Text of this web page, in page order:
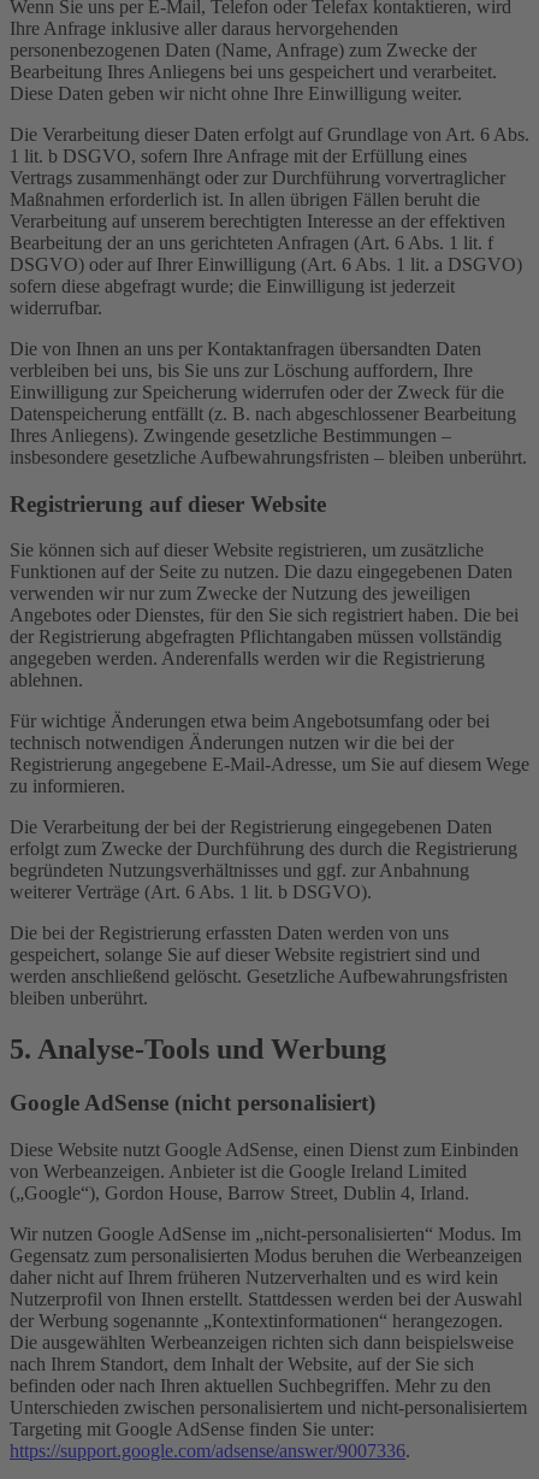
Wenn Sie uns per E-Mail, Telefon oder Telefax kontaktieren, wird
Ihre Anfrage inklusive aller daraus hervorgehenden
personenbezogenen Daten (Name, Anfrage) zum Zwecke der
Bearbeitung Ihres Anliegens bei uns gespeichert und verarbeitet.
Diese Daten geben wir nicht ohne Ihre Einwilligung weiter.
Die Verarbeitung dieser Daten erfolgt auf Grundlage von Art. 6 Abs.
1 lit. b DSGVO, sofern Ihre Anfrage mit der Erfüllung eines
Vertrags zusammenhängt oder zur Durchführung vorvertraglicher
Maßnahmen erforderlich ist. In allen übrigen Fällen beruht die
Verarbeitung auf unserem berechtigten Interesse an der effektiven
Bearbeitung der an uns gerichteten Anfragen (Art. 6 Abs. 1 lit. f
DSGVO) oder auf Ihrer Einwilligung (Art. 6 Abs. 1 lit. a DSGVO)
sofern diese abgefragt wurde; die Einwilligung ist jederzeit
widerrufbar.
Die von Ihnen an uns per Kontaktanfragen übersandten Daten
verbleiben bei uns, bis Sie uns zur Löschung auffordern, Ihre
Einwilligung zur Speicherung widerrufen oder der Zweck für die
Datenspeicherung entfällt (z. B. nach abgeschlossener Bearbeitung
Ihres Anliegens). Zwingende gesetzliche Bestimmungen –
insbesondere gesetzliche Aufbewahrungsfristen – bleiben unberührt.
Registrierung auf dieser Website
Sie können sich auf dieser Website registrieren, um zusätzliche
Funktionen auf der Seite zu nutzen. Die dazu eingegebenen Daten
verwenden wir nur zum Zwecke der Nutzung des jeweiligen
Angebotes oder Dienstes, für den Sie sich registriert haben. Die bei
der Registrierung abgefragten Pflichtangaben müssen vollständig
angegeben werden. Anderenfalls werden wir die Registrierung
ablehnen.
Für wichtige Änderungen etwa beim Angebotsumfang oder bei
technisch notwendigen Änderungen nutzen wir die bei der
Registrierung angegebene E-Mail-Adresse, um Sie auf diesem Wege
zu informieren.
Die Verarbeitung der bei der Registrierung eingegebenen Daten
erfolgt zum Zwecke der Durchführung des durch die Registrierung
begründeten Nutzungsverhältnisses und ggf. zur Anbahnung
weiterer Verträge (Art. 6 Abs. 1 lit. b DSGVO).
Die bei der Registrierung erfassten Daten werden von uns
gespeichert, solange Sie auf dieser Website registriert sind und
werden anschließend gelöscht. Gesetzliche Aufbewahrungsfristen
bleiben unberührt.
5. Analyse-Tools und Werbung
Google AdSense (nicht personalisiert)
Diese Website nutzt Google AdSense, einen Dienst zum Einbinden
von Werbeanzeigen. Anbieter ist die Google Ireland Limited
(„Google“), Gordon House, Barrow Street, Dublin 4, Irland.
Wir nutzen Google AdSense im „nicht-personalisierten“ Modus. Im
Gegensatz zum personalisierten Modus beruhen die Werbeanzeigen
daher nicht auf Ihrem früheren Nutzerverhalten und es wird kein
Nutzerprofil von Ihnen erstellt. Stattdessen werden bei der Auswahl
der Werbung sogenannte „Kontextinformationen“ herangezogen.
Die ausgewählten Werbeanzeigen richten sich dann beispielsweise
nach Ihrem Standort, dem Inhalt der Website, auf der Sie sich
befinden oder nach Ihren aktuellen Suchbegriffen. Mehr zu den
Unterschieden zwischen personalisiertem und nicht-personalisiertem
Targeting mit Google AdSense finden Sie unter:
https://support.google.com/adsense/answer/9007336.